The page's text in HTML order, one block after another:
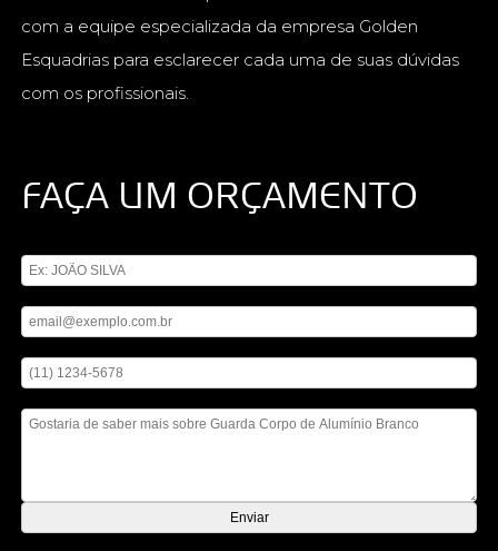
com a equipe especializada da empresa Golden
Esquadrias para esclarecer cada uma de suas dúvidas
com os profissionais.
FAÇA UM ORÇAMENTO